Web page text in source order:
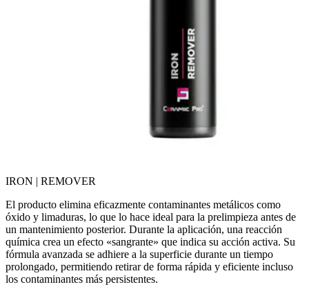
IRON | REMOVER
El producto elimina eficazmente contaminantes metálicos como
óxido y limaduras, lo que lo hace ideal para la prelimpieza antes de
un mantenimiento posterior. Durante la aplicación, una reacción
química crea un efecto «sangrante» que indica su acción activa. Su
fórmula avanzada se adhiere a la superficie durante un tiempo
prolongado, permitiendo retirar de forma rápida y eficiente incluso
los contaminantes más persistentes.